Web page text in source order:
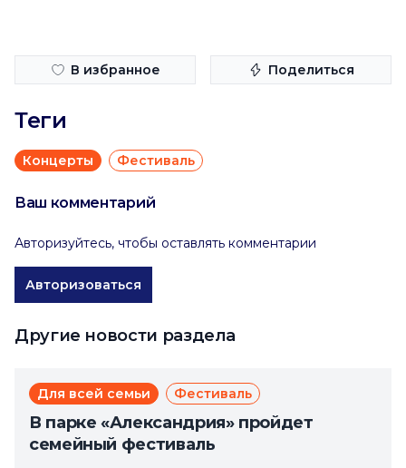
В избранное Поделиться
Теги
Концерты Фестиваль
Ваш комментарий
Авторизуйтесь, чтобы оставлять комментарии
Авторизоваться
Другие новости раздела
Для всей семьи Фестиваль
В парке «Александрия» пройдет
семейный фестиваль